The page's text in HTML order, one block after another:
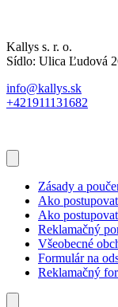
Kallys s. r. o.
Sídlo: Ulica Ľudová
info@kallys.sk
+421911131682
Zásady a
Ako
Ako
Reklamačný
Všeobecné
Formulár na
Reklamačný